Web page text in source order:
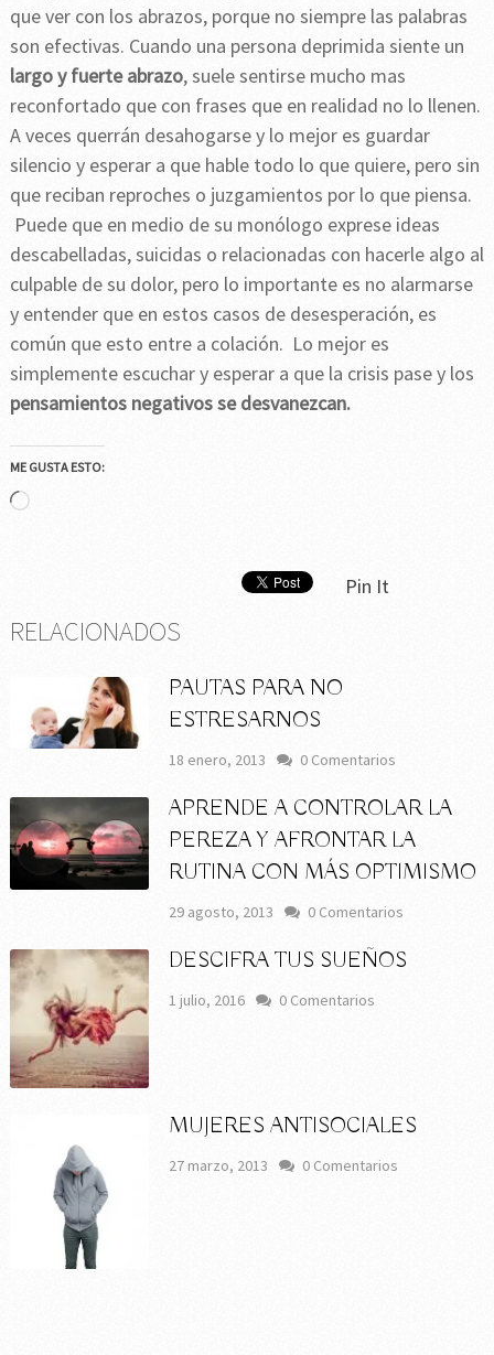
que ver con los abrazos, porque no siempre las palabras
son efectivas. Cuando una persona deprimida siente un
largo y fuerte abrazo, suele sentirse mucho mas
reconfortado que con frases que en realidad no lo llenen.
A veces querrán desahogarse y lo mejor es guardar
silencio y esperar a que hable todo lo que quiere, pero sin
que reciban reproches o juzgamientos por lo que piensa.
Puede que en medio de su monólogo exprese ideas
descabelladas, suicidas o relacionadas con hacerle algo al
culpable de su dolor, pero lo importante es no alarmarse
y entender que en estos casos de desesperación, es
común que esto entre a colación. Lo mejor es
simplemente escuchar y esperar a que la crisis pase y los
pensamientos negativos se desvanezcan.
ME GUSTA ESTO:
Cargando...
Pin It
RELACIONADOS
PAUTAS PARA NO
ESTRESARNOS
18 enero, 2013 0 Comentarios
APRENDE A CONTROLAR LA
PEREZA Y AFRONTAR LA
RUTINA CON MÁS OPTIMISMO
29 agosto, 2013 0 Comentarios
DESCIFRA TUS SUEÑOS
1 julio, 2016 0 Comentarios
MUJERES ANTISOCIALES
27 marzo, 2013 0 Comentarios